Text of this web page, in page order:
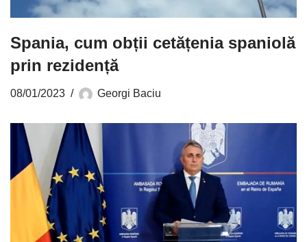
Spania, cum obții cetățenia spaniolă
prin rezidență
08/01/2023 Georgi Baciu